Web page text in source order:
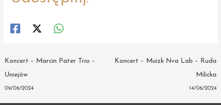
Post
Koncert – Marcin Pater Trio –
Uniejów
09/06/2024
Koncert – Muizk Nva Lab – Ruda
Milicka
14/06/2024